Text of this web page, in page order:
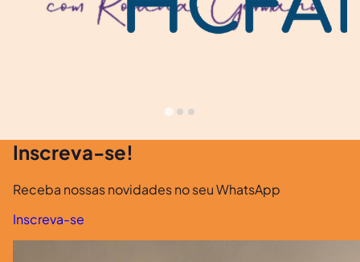
Inscreva-se!
Receba nossas novidades no seu WhatsApp
Inscreva-se